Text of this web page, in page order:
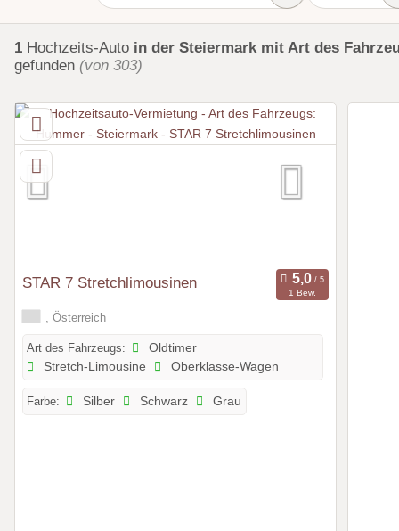
1 Hochzeits-Auto in der Steiermark mit Art des
gefunden (von 303)
STAR 7 Stretchlimousinen
1 Bew.
, Österreich
Art des Fahrzeugs:
Oldtimer
Stretch-Limousine
Oberklasse-Wagen
Farbe: Silber Schwarz Grau